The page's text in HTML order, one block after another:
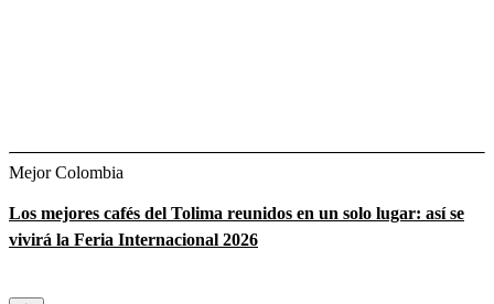
Mejor Colombia
Los mejores cafés del Tolima reunidos en un solo lugar: así se
vivirá la Feria Internacional 2026